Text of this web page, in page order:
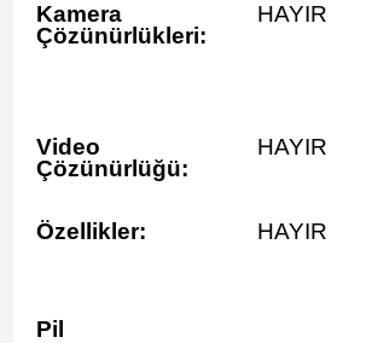
Kamera
Çözünürlükleri:
HAYIR
Video
Çözünürlüğü:
HAYIR
Özellikler: HAYIR
Pil